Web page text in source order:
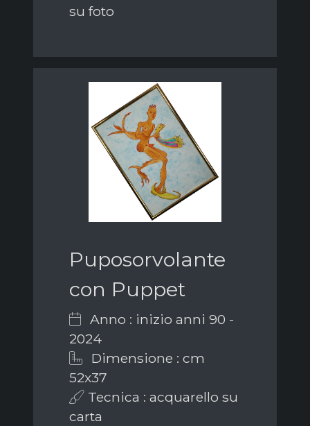
su foto
Puposorvolante
con Puppet
Anno : inizio anni 90 -
2024
Dimensione : cm
52x37
Tecnica : acquarello su
carta